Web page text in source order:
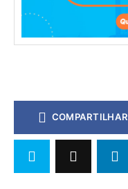
COMPARTILHAR